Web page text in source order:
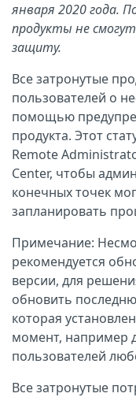
января 2020 года.
продукты не
защиту.
Все затронутые
пользователей о
помощью
продукта. Этот
Remote
Center, чтобы
конечных точек
запланировать
Примечание:
рекомендуется
версии, для
обновить
которая
момент, например
пользователей
Все затронутые